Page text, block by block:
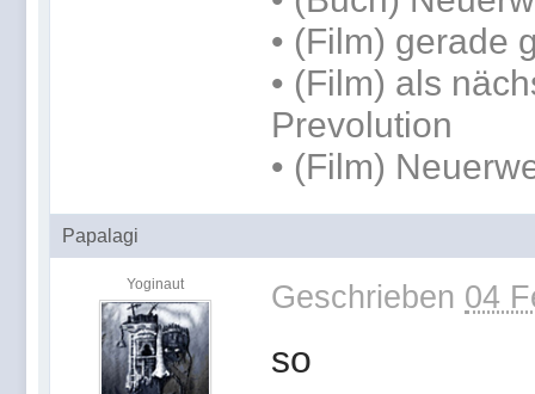
• (Film) gerade
• (Film) als
Prevolution
• (Film)
Papalagi
Yoginaut Geschrieben 04
so